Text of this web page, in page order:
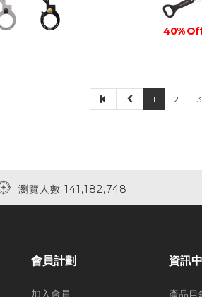
40%
1 2 3
瀏覽人數 141,182,748
會員計劃
加入會員
資訊
產品目